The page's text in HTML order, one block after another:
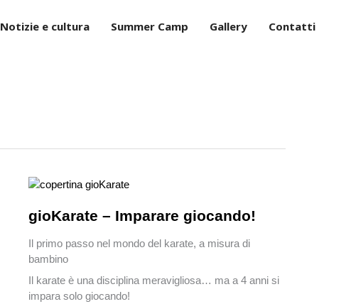
Notizie e cultura Summer Camp Gallery Contatti
gioKarate – Imparare giocando!
Il primo passo nel mondo del karate, a misura di
bambino
Il karate è una disciplina meravigliosa… ma a 4 anni si
impara solo giocando!